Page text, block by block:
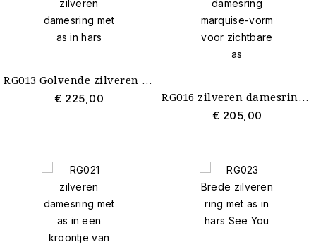
RG013 Golvende zilveren damesring met as in hars
€ 225,00 RG016 zilveren damesring marquise-vorm voor zichtbare as
€ 205,00